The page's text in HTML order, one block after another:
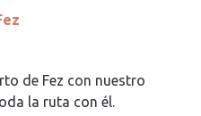
de Fez con nuestro
la ruta con él.